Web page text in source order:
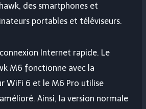
des smartphones et
portables et téléviseurs.
connexion Internet rapide. Le
M6 fonctionne avec la
WiFi 6 et le M6 ​​Pro utilise
Ainsi, la version normale